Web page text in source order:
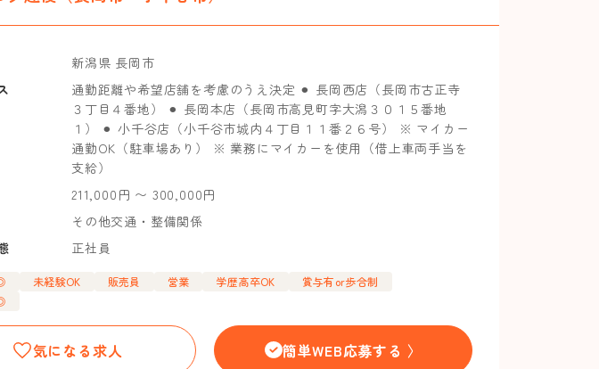
新潟県 長岡市
通勤距離や希望店舗を考慮のうえ決定 ⚫︎ 長岡西店（長岡市古正寺
３丁目４番地） ⚫︎ 長岡本店（長岡市高見町字大潟３０１５番地
１） ⚫︎ 小千谷店（小千谷市城内４丁目１１番２６号） ※ マイカー
通勤OK（駐車場あり） ※ 業務にマイカーを使用（借上車両手当を
支給）
211,000円 〜 300,000円
その他交通・整備関係
正社員
未経験OK 販売員 営業 学歴高卒OK
賞与有or歩合制
気になる求人 簡単WEB応募する 〉